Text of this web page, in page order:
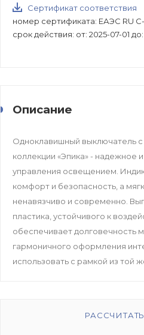
Сертификат соответствия
номер сертификата: ЕАЭС RU
срок действия: от: 2025-07-01
Описание
Одноклавишный выключатель с
коллекции «Эпика» - надежное
управления освещением.
комфорт и безопасность, а
ненавязчиво и современно.
пластика, устойчивого к
обеспечивает долговечность
гармоничного оформления
использовать с рамкой из той